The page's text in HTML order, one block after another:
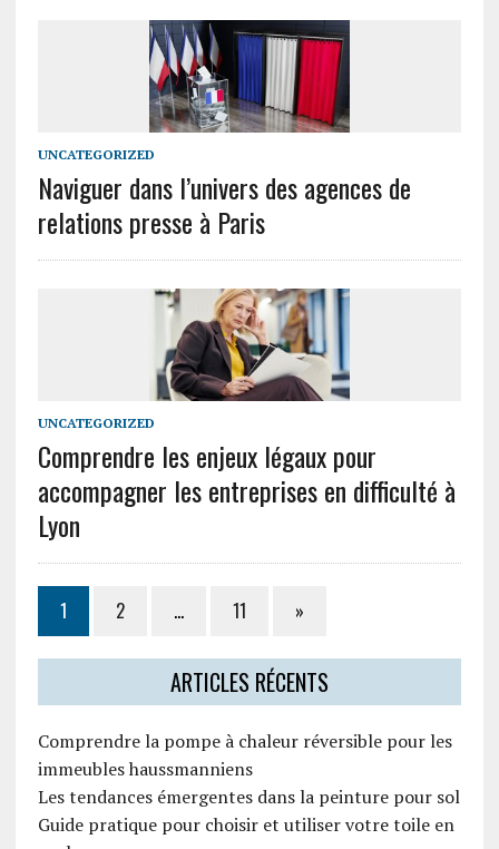
UNCATEGORIZED
Naviguer dans l’univers des agences de
relations presse à Paris
UNCATEGORIZED
Comprendre les enjeux légaux pour
accompagner les entreprises en difficulté à
Lyon
1 2 … 11 »
ARTICLES RÉCENTS
Comprendre la pompe à chaleur réversible pour les
immeubles haussmanniens
Les tendances émergentes dans la peinture pour sol
Guide pratique pour choisir et utiliser votre toile en